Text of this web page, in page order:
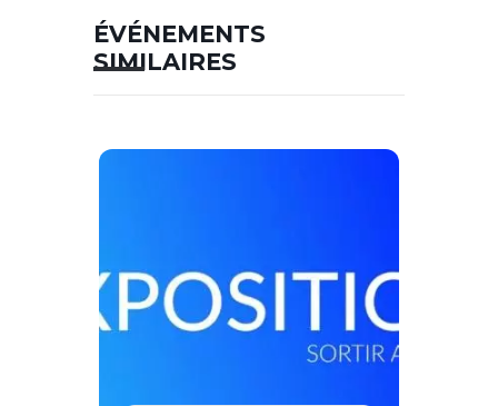
ÉVÉNEMENTS
SIMILAIRES